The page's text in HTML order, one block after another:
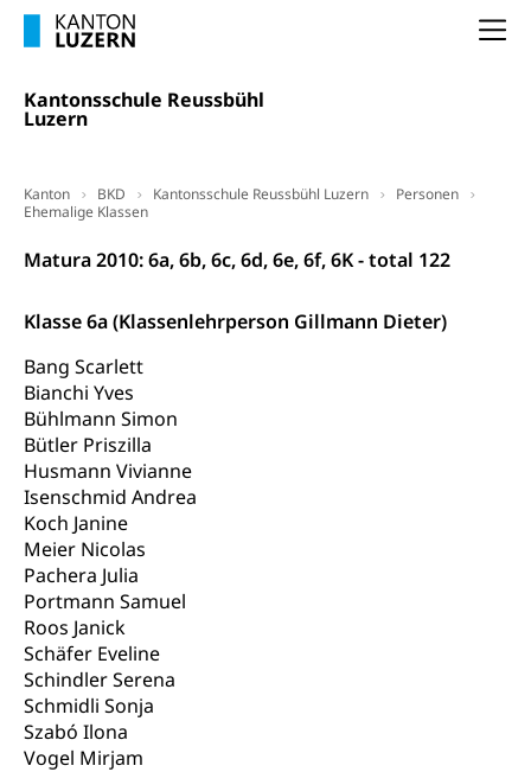
Kantonsschule Reussbühl
Luzern
Kanton BKD Kantonsschule Reussbühl Luzern
Personen
Ehemalige Klassen
Matura 2010: 6a, 6b, 6c, 6d, 6e, 6f, 6K - total 122
Klasse 6a (Klassenlehrperson Gillmann Dieter)
Bang Scarlett
Bianchi Yves
Bühlmann Simon
Bütler Priszilla
Husmann Vivianne
Isenschmid Andrea
Koch Janine
Meier Nicolas
Pachera Julia
Portmann Samuel
Roos Janick
Schäfer Eveline
Schindler Serena
Schmidli Sonja
Szabó Ilona
Vogel Mirjam
Todesfallversicherung
AHV-Hinterlassenenrente (WAS Luzern)
Informationsstelle AHV/IV
IV-Leistungen (WAS Luzern)
Körperbehinderung, körperliche Behinderung,
Menschen mit Behinderungen
Kultur und Medien
Archive und Bibliotheken
Bücher, Bundesarchiv, Landesbibliothek
Staatsarchiv Luzern
Zentral- und Hochschulbibliothek
Archiv der Denkmalpflege
Kulturelle Einrichtungen
Museen, Theater, Bibliotheken
Dienststelle Kultur
Kunst & Kultur (Luzern Tourismus)
Kulturförderung
Kulturpolitik, Sprachförderung, Denkmalpflege,
kulturelles Angebot, Kulturerbe, kulturelles Erbe,
Nachwuchsförderung, Vermittlung, Selektive
Förderung, Kulturausschreibungen, Kulturpreis,
Werkbeitrag, Produktionsbeitrag, Recherche,
Bildende Kunst, Angewandte Kunst, Theater/Tanz,
Musik, Entwicklung, Programmbeiträge,
Filmförderung, Regionale Förderfonds,
Werkankäufe, Kunstankäufe, Kunst und Bau, Schule
und Kultur, Kulturgesuche, Kulturvermittlung